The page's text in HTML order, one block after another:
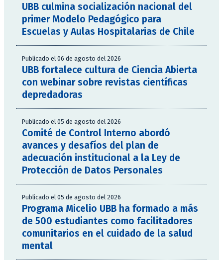
UBB culmina socialización nacional del
primer Modelo Pedagógico para
Escuelas y Aulas Hospitalarias de Chile
Publicado el 06 de agosto del 2026
UBB fortalece cultura de Ciencia Abierta
con webinar sobre revistas científicas
depredadoras
Publicado el 05 de agosto del 2026
Comité de Control Interno abordó
avances y desafíos del plan de
adecuación institucional a la Ley de
Protección de Datos Personales
Publicado el 05 de agosto del 2026
Programa Micelio UBB ha formado a más
de 500 estudiantes como facilitadores
comunitarios en el cuidado de la salud
mental